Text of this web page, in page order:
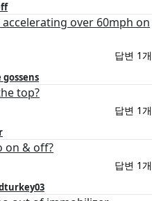
over 60mph on
답변 1개
gossens
top?
답변 1개
on & off?
답변 1개